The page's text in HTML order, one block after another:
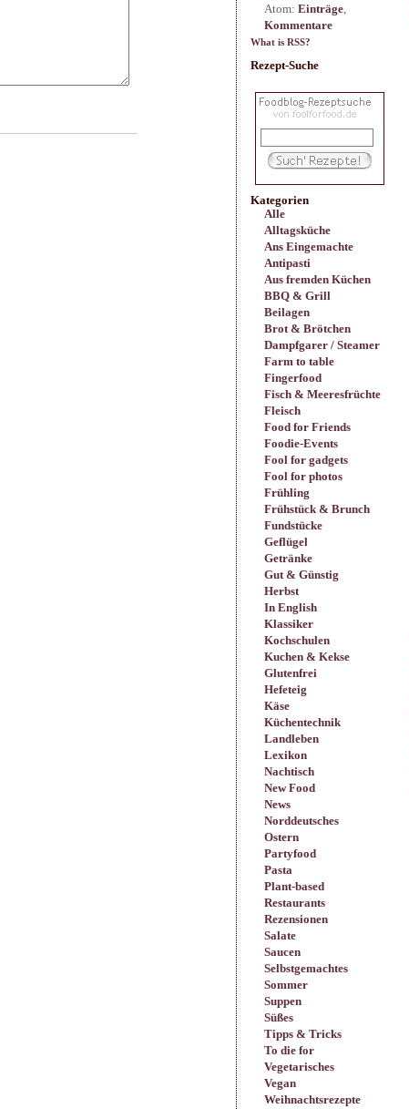
Atom: Einträge,
Kommentare
What is RSS?
Rezept-Suche
Kategorien
Alle
Alltagsküche
Ans Eingemachte
Antipasti
Aus fremden Küchen
BBQ & Grill
Beilagen
Brot & Brötchen
Dampfgarer / Steamer
Farm to table
Fingerfood
Fisch & Meeresfrüchte
Fleisch
Food for Friends
Foodie-Events
Fool for gadgets
Fool for photos
Frühling
Frühstück & Brunch
Fundstücke
Geflügel
Getränke
Gut & Günstig
Herbst
In English
Klassiker
Kochschulen
Kuchen & Kekse
Glutenfrei
Hefeteig
Käse
Küchentechnik
Landleben
Lexikon
Nachtisch
New Food
News
Norddeutsches
Ostern
Partyfood
Pasta
Plant-based
Restaurants
Rezensionen
Salate
Saucen
Selbstgemachtes
Sommer
Suppen
Süßes
Tipps & Tricks
To die for
Vegetarisches
Vegan
Weihnachtsrezepte